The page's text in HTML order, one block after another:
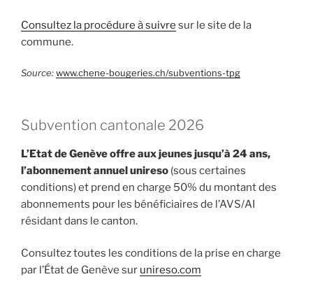
Consultez la procédure à suivre sur le site de la
commune.
Source:www.chene-bougeries.ch/subventions-tpg
Subvention cantonale 2026
L’Etat de Genève offre aux jeunes jusqu’à 24 ans,
l’abonnement annuel unireso (sous certaines
conditions) et prend en charge 50% du montant des
abonnements pour les bénéficiaires de l’AVS/AI
résidant dans le canton.
Consultez toutes les conditions de la prise en charge
par l’État de Genève sur unireso.com